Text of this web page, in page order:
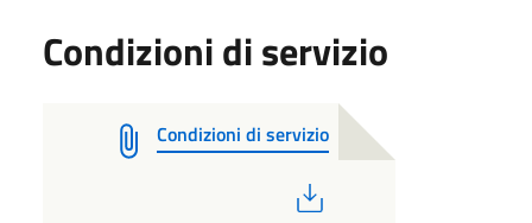
Condizioni di servizio
Condizioni di servizio